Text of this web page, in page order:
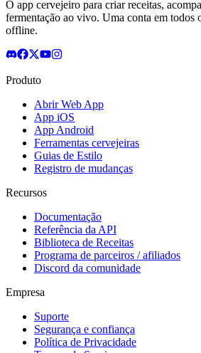
O app cervejeiro para criar receitas,
fermentação ao vivo. Uma conta em todos
offline.
Produto
Abrir Web App
App iOS
App Android
Ferramentas cervejeiras
Guias de Estilo
Registro de mudanças
Recursos
Documentação
Referência da API
Biblioteca de Receitas
Programa de parceiros / afiliados
Discord da comunidade
Empresa
Suporte
Segurança e confiança
Política de Privacidade